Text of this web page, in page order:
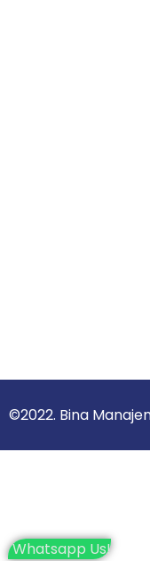
Whatsapp Us!
©2022. Bina